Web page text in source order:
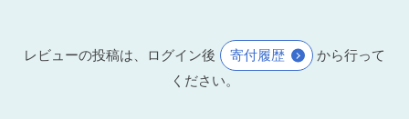
レビューの投稿は、ログイン後 寄付履歴
から行って
ください。